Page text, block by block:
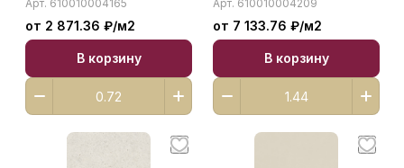
Арт. 610010004165
от 2 871.36 ₽/м2
В корзину
Арт. 610010004209
от 7 133.76 ₽/м2
В корзину